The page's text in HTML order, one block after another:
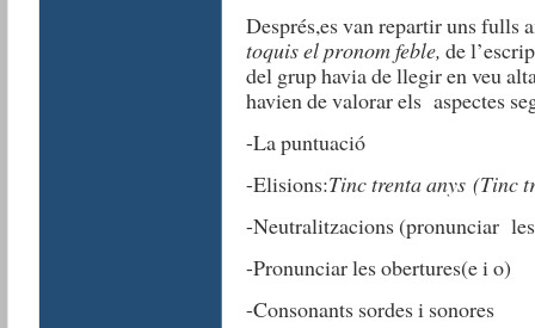
Després,es van repartir uns fulls
toquis el pronom feble, de
del grup havia de llegir en veu
havien de valorar els aspectes
-La puntuació
-Elisions:Tinc trenta anys (Tinc
-Neutralitzacions (pronunciar
-Pronunciar les obertures(e i o)
-Consonants sordes i sonores